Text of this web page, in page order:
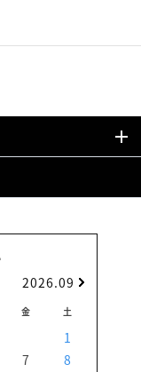
2026.09
金 土
1
7
8